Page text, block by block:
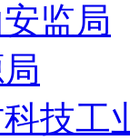
监局
技工